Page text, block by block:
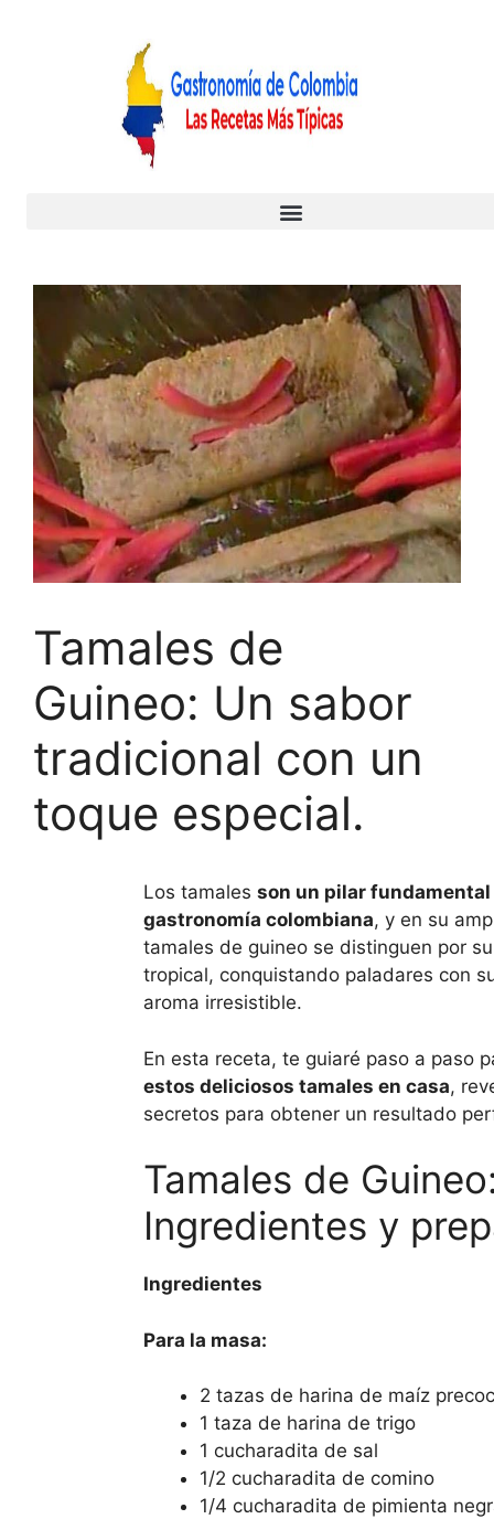
Tamales de
Guineo: Un sabor
tradicional con un
toque especial.
Los tamales son un pilar fundamental
gastronomía colombiana, y en su
tamales de guineo se distinguen por
tropical, conquistando paladares con
aroma irresistible.
En esta receta, te guiaré paso a paso
estos deliciosos tamales en casa,
secretos para obtener un resultado
Tamales de
Ingredientes y
Ingredientes
Para la masa:
2 tazas de harina de maíz
1 taza de harina de trigo
1 cucharadita de sal
1/2 cucharadita de comino
1/4 cucharadita de pimienta